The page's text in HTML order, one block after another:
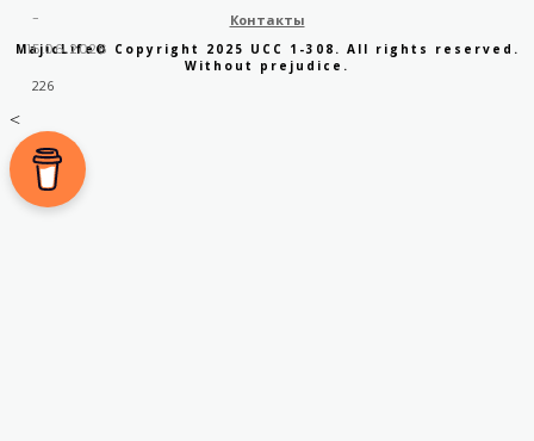
-
15.06.2026
226
Контакты
MajicLife© Copyright 2025 UCC 1-308. All rights reserved.
Without prejudice.
<